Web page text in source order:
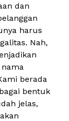
dan
harus
Nah,
berada
bentuk
jelas,